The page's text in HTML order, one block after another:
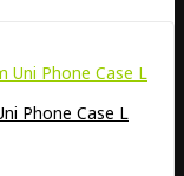
Phone Case L